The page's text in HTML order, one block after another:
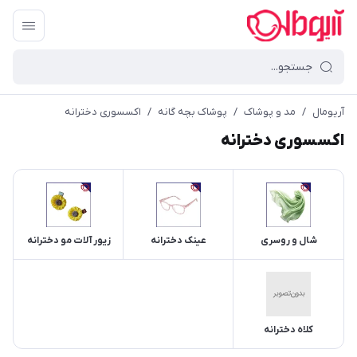
آریومال / مد و پوشاک / پوشاک بچه گانه / اکسسوری دخترانه
اکسسوری دخترانه
شال و روسری عینک دخترانه زیور آلات مو دخترانه
کلاه دخترانه